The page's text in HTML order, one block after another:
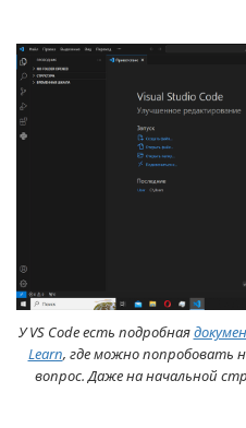
У VS Code есть подробная
Learn, где можно
вопрос. Даже на начальной